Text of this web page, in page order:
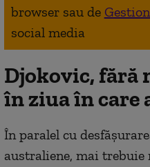
browser sau de
social media
Djokovic, fără
în ziua în care
În paralel cu
australiene, mai